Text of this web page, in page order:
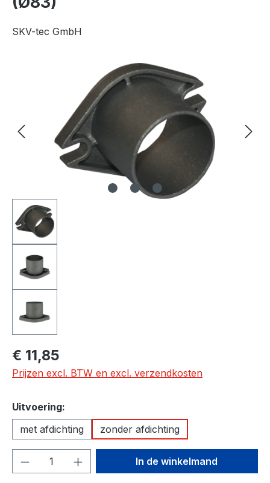
SKV-tec GmbH
Afbeeldingengalerij overslaan
Normale prijs:
€ 11,85
Prijzen excl. BTW en excl. verzendkosten
Selecteer
Uitvoering:
met afdichting
zonder afdichting
Producthoeveelheid: Voer de
In de winkelmand